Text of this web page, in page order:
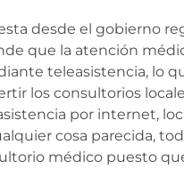
desde el gobierno
que la atención
teleasistencia, lo
los consultorios
por internet,
cosa parecida,
médico puesto